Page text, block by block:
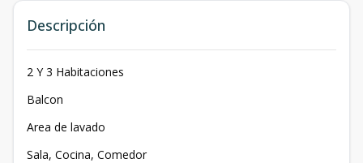
Descripción
2 Y 3 Habitaciones
Balcon
Area de lavado
Sala, Cocina, Comedor